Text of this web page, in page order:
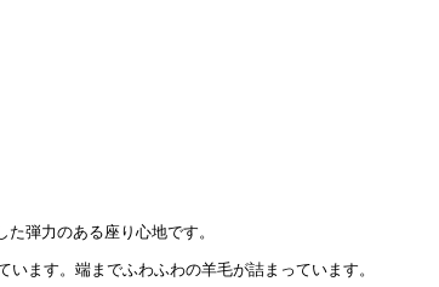
弾力のある座り心地です。
ます。端までふわふわの羊毛が詰まっています。